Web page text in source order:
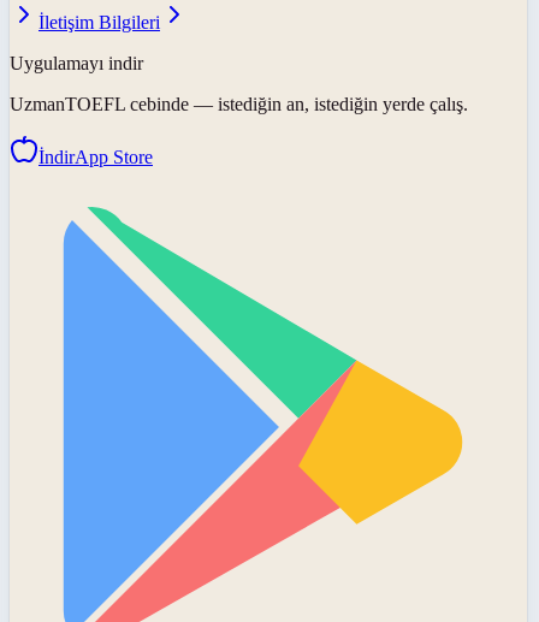
İletişim Bilgileri
Uygulamayı indir
UzmanTOEFL cebinde — istediğin an, istediğin yerde çalış.
İndirApp Store